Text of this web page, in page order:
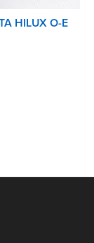
HILUX O-E